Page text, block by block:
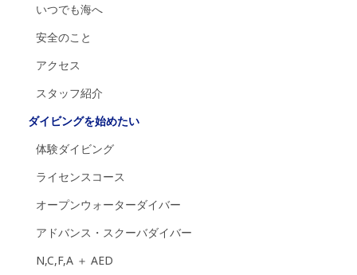
いつでも海へ
安全のこと
アクセス
スタッフ紹介
ダイビングを始めたい
体験ダイビング
ライセンスコース
オープンウォーターダイバー
アドバンス・スクーバダイバー
N,C,F,A ＋ AED